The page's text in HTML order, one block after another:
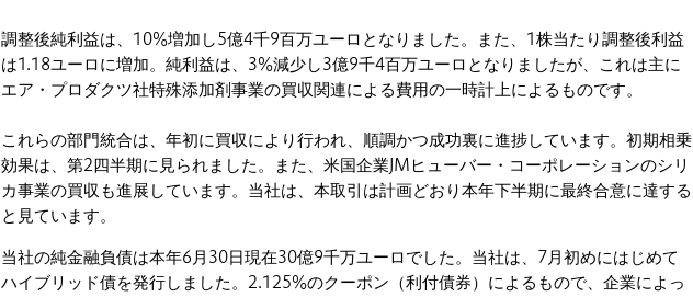
調整後純利益は、10%増加し5億4千9百万ユーロとなりました。また、1株当たり調整後利益
は1.18ユーロに増加。純利益は、3%減少し3億9千4百万ユーロとなりましたが、これは主に
エア・プロダクツ社特殊添加剤事業の買収関連による費用の一時計上によるものです。
これらの部門統合は、年初に買収により行われ、順調かつ成功裏に進捗しています。初期相乗
効果は、第2四半期に見られました。また、米国企業JMヒューバー・コーポレーションのシリ
カ事業の買収も進展しています。当社は、本取引は計画どおり本年下半期に最終合意に達する
と見ています。
当社の純金融負債は本年6月30日現在30億9千万ユーロでした。当社は、7月初めにはじめて
ハイブリッド債を発行しました。2.125%のクーポン（利付債券）によるもので、企業によっ